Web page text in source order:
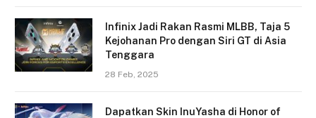
Infinix Jadi Rakan Rasmi MLBB, Taja 5
Kejohanan Pro dengan Siri GT di Asia
Tenggara
28 Feb, 2025
Dapatkan Skin InuYasha di Honor of